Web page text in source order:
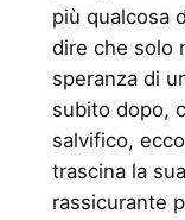
più qualcosa
dire che solo
speranza di
subito dopo,
salvifico,
trascina la
rassicurante